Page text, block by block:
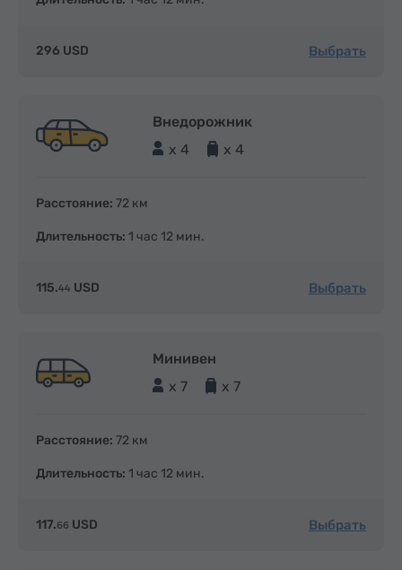
296 USD Выбрать
Внедорожник
x 4
x 4
Расстояние: 72 км
Длительность: 1 час 12 мин.
115.44 USD Выбрать
Минивен
x 7
x 7
Расстояние: 72 км
Длительность: 1 час 12 мин.
117.66 USD Выбрать